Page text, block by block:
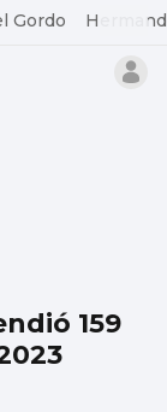
Gordo
159